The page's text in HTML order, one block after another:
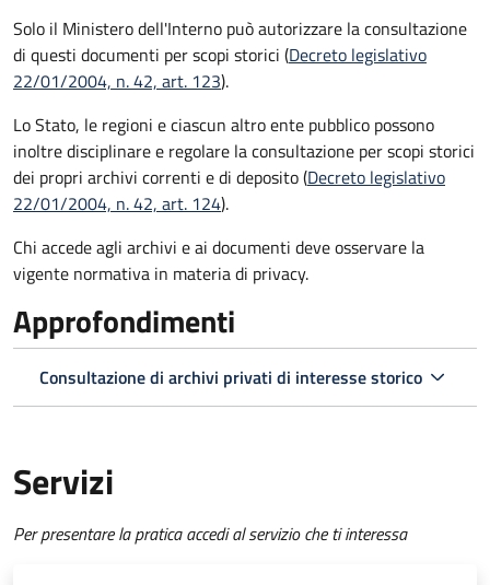
Solo il Ministero dell'Interno può autorizzare la consultazione
di questi documenti per scopi storici (Decreto legislativo
22/01/2004, n. 42, art. 123).
Lo Stato, le regioni e ciascun altro ente pubblico possono
inoltre disciplinare e regolare la consultazione per scopi storici
dei propri archivi correnti e di deposito (Decreto legislativo
22/01/2004, n. 42, art. 124).
Chi accede agli archivi e ai documenti deve osservare la
vigente normativa in materia di privacy.
Approfondimenti
Consultazione di archivi privati di interesse storico
Servizi
Per presentare la pratica accedi al servizio che ti interessa